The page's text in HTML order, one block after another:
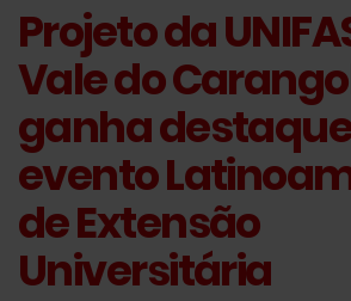
Projeto da
Vale do
ganha
evento
de Extensão
Universitária